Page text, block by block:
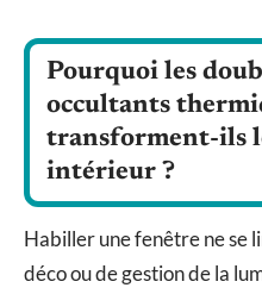
Pourquoi les
occultants
transforment-ils
intérieur ?
Habiller une fenêtre ne se
déco ou de gestion de la